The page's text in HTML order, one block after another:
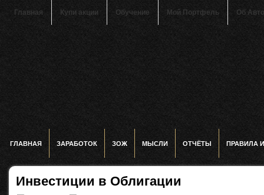
Главная Купи акции Обучение Мой Портфель Об
ГЛАВНАЯ ЗАРАБОТОК ЗОЖ МЫСЛИ ОТЧЁТЫ ПРАВИЛА
Инвестиции в Облигации